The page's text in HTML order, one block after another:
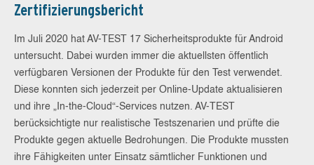
Zertifizierungsbericht
Im Juli 2020 hat AV-TEST 17 Sicherheitsprodukte für Android
untersucht. Dabei wurden immer die aktuellsten öffentlich
verfügbaren Versionen der Produkte für den Test verwendet.
Diese konnten sich jederzeit per Online-Update aktualisieren
und ihre „In-the-Cloud“-Services nutzen. AV-TEST
berücksichtigte nur realistische Testszenarien und prüfte die
Produkte gegen aktuelle Bedrohungen. Die Produkte mussten
ihre Fähigkeiten unter Einsatz sämtlicher Funktionen und